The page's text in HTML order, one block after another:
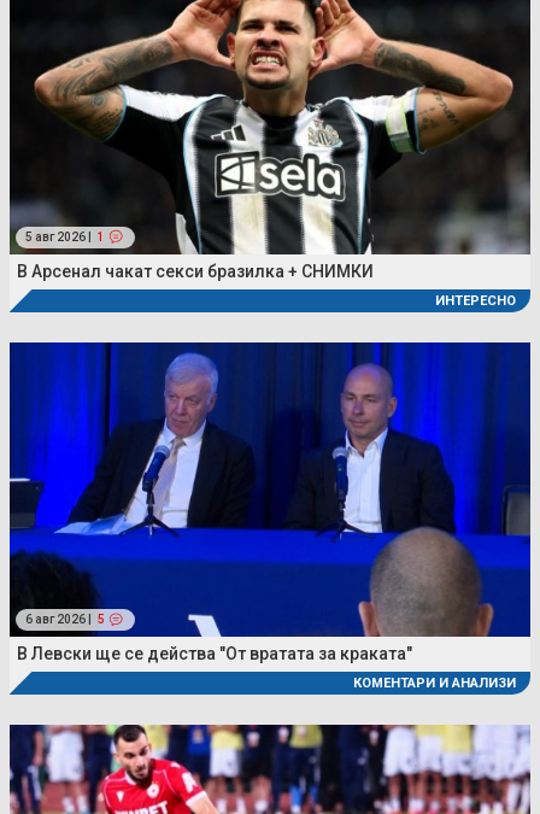
5 авг 2026 | 1
В Арсенал чакат секси бразилка + СНИМКИ
ИНТЕРЕСНО
6 авг 2026 | 5
В Левски ще се действа "От вратата за краката"
КОМЕНТАРИ И АНАЛИЗИ